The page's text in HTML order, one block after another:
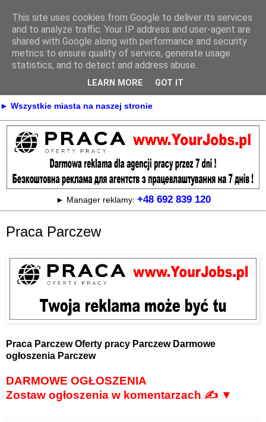
Praca
► KONTAKT ► REKLAMA
► Praca Oferty pracy na terenie całej Polski
► Wszystkie miasta na naszej stronie
► Manager reklamy: +48 692 839 120
Praca Parczew
Praca Parczew Oferty pracy Parczew Darmowe
ogłoszenia Parczew
DARMOWE OGŁOSZENIA
Zostaw ogłoszenia w komentarzach ✍ ▼
This site uses cookies from Google to deliver its services
and to analyze traffic. Your IP address and user-agent are
shared with Google along with performance and security
metrics to ensure quality of service, generate usage
statistics, and to detect and address abuse.
LEARN MORE GOT IT